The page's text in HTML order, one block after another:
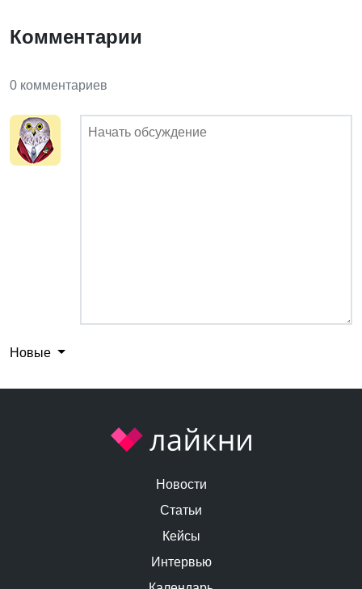
Комментарии
0 комментариев
Новые
Новости
Статьи
Кейсы
Интервью